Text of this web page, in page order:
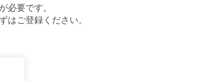
要です。
ご登録ください。